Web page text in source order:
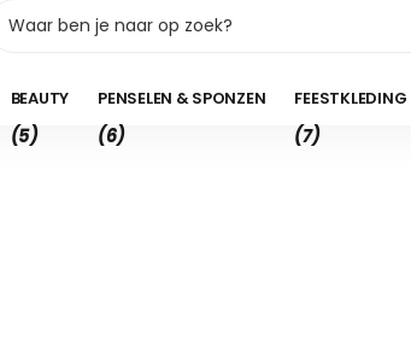
0,00
BEAUTY
(5)
PENSELEN & SPONZEN
(6)
FEESTKLEDING
(7)